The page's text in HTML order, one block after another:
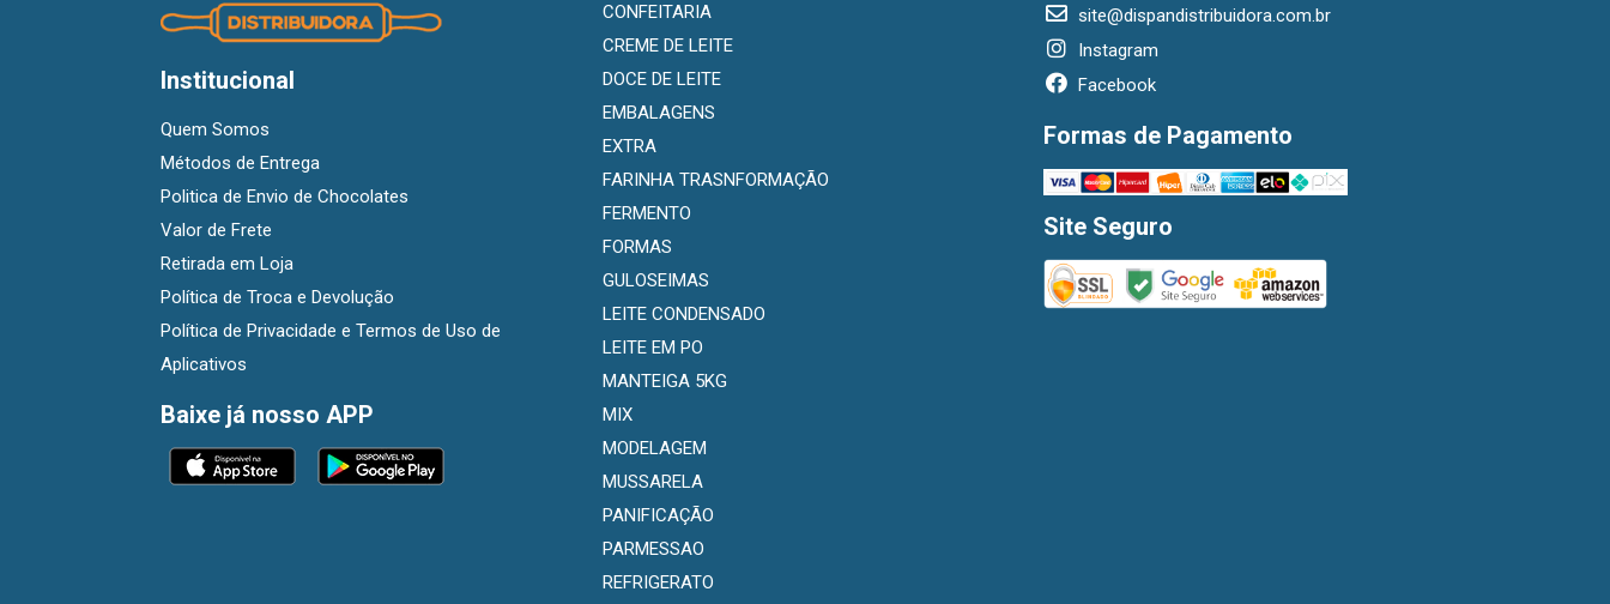
Institucional
Quem Somos
Métodos de Entrega
Politica de Envio de Chocolates
Valor de Frete
Retirada em Loja
Política de Troca e Devolução
Política de Privacidade e Termos de Uso de
Aplicativos
Baixe já nosso APP
CONFEITARIA
CREME DE LEITE
DOCE DE LEITE
EMBALAGENS
EXTRA
FARINHA TRASNFORMAÇÃO
FERMENTO
FORMAS
GULOSEIMAS
LEITE CONDENSADO
LEITE EM PO
MANTEIGA 5KG
MIX
MODELAGEM
MUSSARELA
PANIFICAÇÃO
PARMESSAO
REFRIGERATO
site@dispandistribuidora.com.br
Instagram
Facebook
Formas de Pagamento
Site Seguro